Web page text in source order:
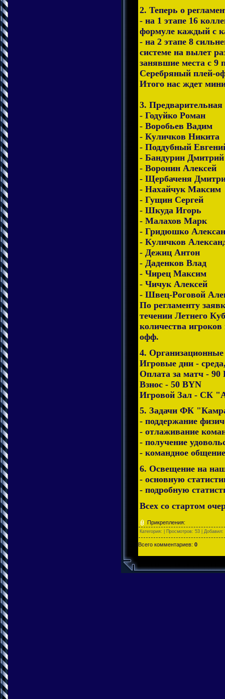
2. Теперь о
- на 1 этапе 16
формуле каждый с
- на 2 этапе 8
системе на вылет
занявшие места с 9
Серебряный плей-
Итого нас ждет
3.
- Годуйко Роман
- Воробьев Вадим
- Куличков Никита
- Поддубный
- Бандурин Дмитрий
- Воронин Алексей
- Щербаченя
- Нахайчук Максим
- Гущин Сергей
- Шкуда Игорь
- Малахов Марк
- Гридюшко
- Куличков
- Дежиц Антон
- Даденков Влад
- Чирец Максим
- Чичук Алексей
- Швец-Роговой
По регламенту
течении Летнего
количества
офф.
4.
Игровые дни -
Оплата за матч - 90
Взнос - 50 BYN
Игровой Зал - СК
5. Задачи ФК
- поддержание
- отлаживание
- получение
- командное общение
6. Освещение на
- основную
- подробную
Всех со стартом
Прикрепления:
Категория: | Просмотров: 53 | Добавил:
Всего комментариев: 0